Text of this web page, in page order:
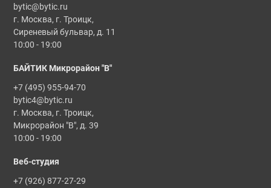
bytic@bytic.ru
г. Москва, г. Троицк,
Сиреневый бульвар, д. 11
10:00 - 19:00
БАЙТИК Микрорайон "В"
+7 (495) 955-94-70
bytic4@bytic.ru
г. Москва, г. Троицк,
Микрорайон "В", д. 39
10:00 - 19:00
Веб-студия
+7 (926) 877-27-29